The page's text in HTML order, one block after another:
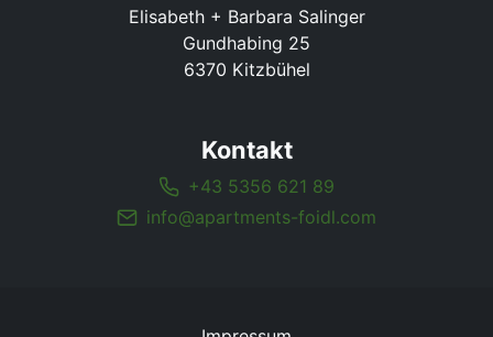
Elisabeth + Barbara Salinger
Gundhabing 25
6370 Kitzbühel
Kontakt
+43 5356 621 89
info@apartments-foidl.com